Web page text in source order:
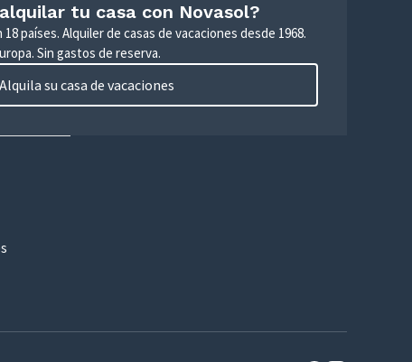
tu casa con Novasol?
países. Alquiler de casas de vacaciones desde 1968.
Sin gastos de reserva.
Alquila su casa de vacaciones